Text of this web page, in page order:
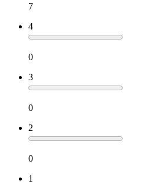
7
4
0
3
0
2
0
1